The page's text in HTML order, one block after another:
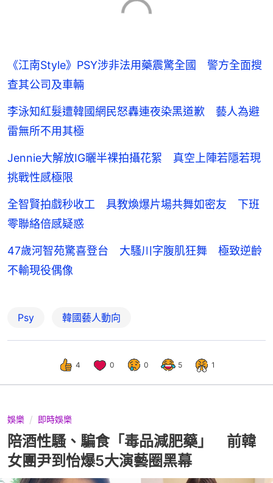
《江南Style》PSY涉非法用藥震驚全國 警方全面搜
查其公司及車輛
李泳知紅髮遭韓國網民怒轟連夜染黑道歉 藝人為避
雷無所不用其極
Jennie大解放IG曬半裸拍攝花絮 真空上陣若隱若現
挑戰性感極限
全智賢拍戲秒收工 具教煥爆片場共舞如密友 下班
零聯絡倍感疑惑
47歲河智苑驚喜登台 大騷川字腹肌狂舞 極致逆齡
不輸現役偶像
Psy 韓國藝人動向
4 0 0 5 1
娛樂 即時娛樂
陪酒性騷、騙食「毒品減肥藥」 前韓
女團尹到怡爆5大演藝圈黑幕